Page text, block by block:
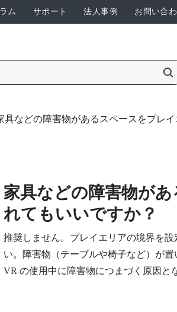
ム サポート 法人事例 お問い合
具などの障害物があるスペースをプレ
家具などの障害物が
れてもいいですか？
推奨しません。プレイエリアの境界を
い。障害物（テーブルや椅子など）が
VR の使用中に障害物につまづく原因と